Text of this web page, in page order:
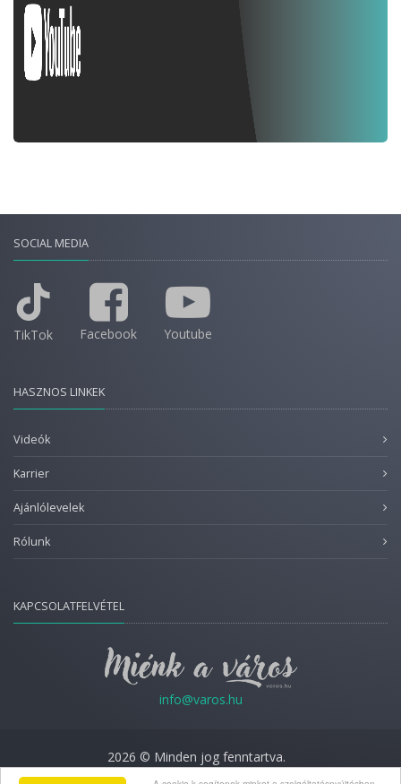
SOCIAL MEDIA
TikTok Facebook Youtube
HASZNOS LINKEK
Videók
Karrier
Ajánlólevelek
Rólunk
KAPCSOLATFELVÉTEL
info@varos.hu
2026 © Minden jog fenntartva.